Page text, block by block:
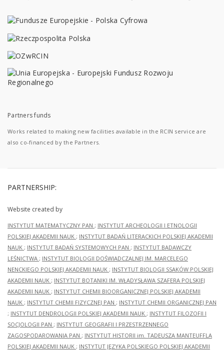
Partners funds
Works related to making new facilities available in the RCIN service are
also co-financed by the Partners.
PARTNERSHIP:
Website created by
INSTYTUT MATEMATYCZNY PAN ; INSTYTUT ARCHEOLOGII I ETNOLOGII
POLSKIEJ AKADEMII NAUK ; INSTYTUT BADAŃ LITERACKICH POLSKIEJ AKADEMII
NAUK ; INSTYTUT BADAŃ SYSTEMOWYCH PAN ; INSTYTUT BADAWCZY
LEŚNICTWA ; INSTYTUT BIOLOGII DOŚWIADCZALNEJ IM. MARCELEGO
NENCKIEGO POLSKIEJ AKADEMII NAUK ; INSTYTUT BIOLOGII SSAKÓW POLSKIEJ
AKADEMII NAUK ; INSTYTUT BOTANIKI IM. WŁADYSŁAWA SZAFERA POLSKIEJ
AKADEMII NAUK ; INSTYTUT CHEMII BIOORGANICZNEJ POLSKIEJ AKADEMII
NAUK ; INSTYTUT CHEMII FIZYCZNEJ PAN ; INSTYTUT CHEMII ORGANICZNEJ PAN
; INSTYTUT DENDROLOGII POLSKIEJ AKADEMII NAUK ; INSTYTUT FILOZOFII I
SOCJOLOGII PAN ; INSTYTUT GEOGRAFII I PRZESTRZENNEGO
ZAGOSPODAROWANIA PAN ; INSTYTUT HISTORII im. TADEUSZA MANTEUFFLA
POLSKIEJ AKADEMII NAUK ; INSTYTUT JĘZYKA POLSKIEGO POLSKIEJ AKADEMII